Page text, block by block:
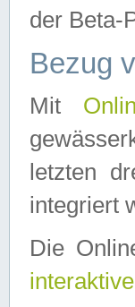
der Beta-
Bezug
Mit
letzten
integriert
Die